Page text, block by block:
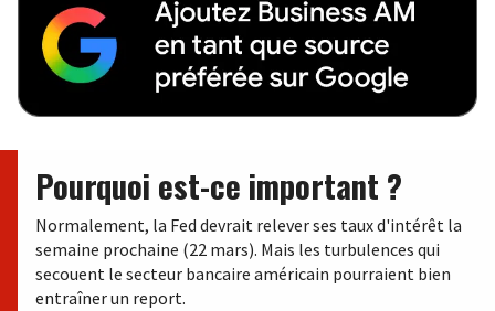
Pourquoi est-ce important ?
Normalement, la Fed devrait relever ses taux d'intérêt la
semaine prochaine (22 mars). Mais les turbulences qui
secouent le secteur bancaire américain pourraient bien
entraîner un report.